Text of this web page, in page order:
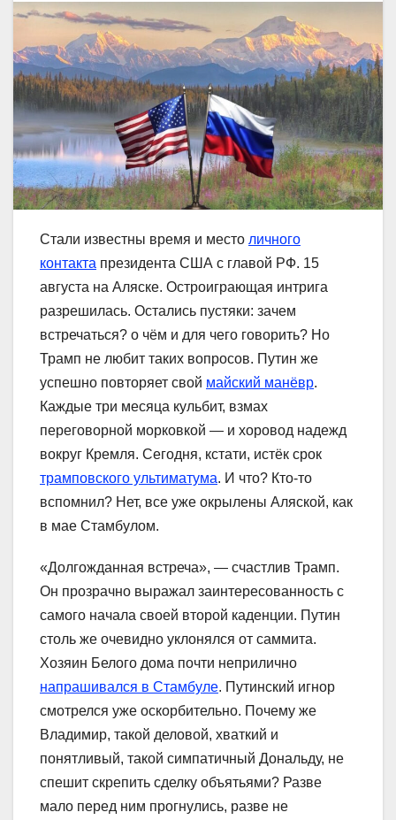
Стали известны время и место личного
контакта президента США с главой РФ. 15
августа на Аляске. Остроиграющая интрига
разрешилась. Остались пустяки: зачем
встречаться? о чём и для чего говорить? Но
Трамп не любит таких вопросов. Путин же
успешно повторяет свой майский манёвр.
Каждые три месяца кульбит, взмах
переговорной морковкой — и хоровод надежд
вокруг Кремля. Сегодня, кстати, истёк срок
трамповского ультиматума. И что? Кто-то
вспомнил? Нет, все уже окрылены Аляской, как
в мае Стамбулом.
«Долгожданная встреча», — счастлив Трамп.
Он прозрачно выражал заинтересованность с
самого начала своей второй каденции. Путин
столь же очевидно уклонялся от саммита.
Хозяин Белого дома почти неприлично
напрашивался в Стамбуле. Путинский игнор
смотрелся уже оскорбительно. Почему же
Владимир, такой деловой, хваткий и
понятливый, такой симпатичный Дональду, не
спешит скрепить сделку объятьями? Разве
мало перед ним прогнулись, разве не